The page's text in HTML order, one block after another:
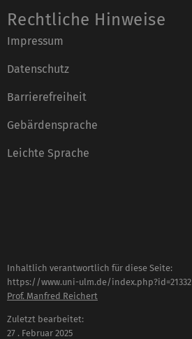
Rechtliche Hinweise
Impressum
Datenschutz
Barrierefreiheit
Gebärdensprache
Leichte Sprache
Inhaltlich verantwortlich für diese Seite:
https://www.uni-ulm.de/index.php?id=21332
Prof. Manfred Reichert
Zuletzt bearbeitet:
27 . Februar 2025